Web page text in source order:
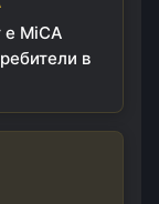
MiCA
в